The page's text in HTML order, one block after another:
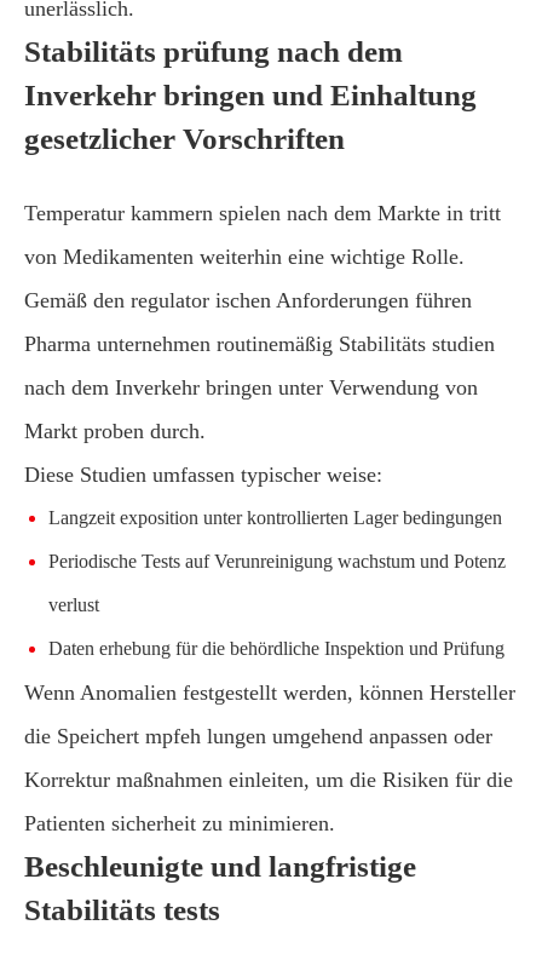
unerlässlich.
Stabilitäts prüfung nach dem
Inverkehr bringen und Einhaltung
gesetzlicher Vorschriften
Temperatur kammern spielen nach dem Markte in tritt
von Medikamenten weiterhin eine wichtige Rolle.
Gemäß den regulator ischen Anforderungen führen
Pharma unternehmen routinemäßig Stabilitäts studien
nach dem Inverkehr bringen unter Verwendung von
Markt proben durch.
Diese Studien umfassen typischer weise:
Langzeit exposition unter kontrollierten Lager bedingungen
Periodische Tests auf Verunreinigung wachstum und Potenz
verlust
Daten erhebung für die behördliche Inspektion und Prüfung
Wenn Anomalien festgestellt werden, können Hersteller
die Speichert mpfeh lungen umgehend anpassen oder
Korrektur maßnahmen einleiten, um die Risiken für die
Patienten sicherheit zu minimieren.
Beschleunigte und langfristige
Stabilitäts tests